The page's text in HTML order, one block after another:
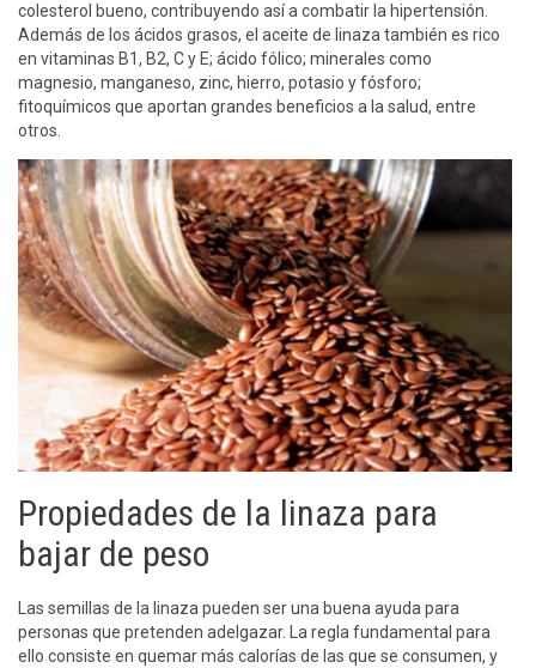
colesterol bueno, contribuyendo así a combatir la hipertensión.
Además de los ácidos grasos, el aceite de linaza también es rico
en vitaminas B1, B2, C y E; ácido fólico; minerales como
magnesio, manganeso, zinc, hierro, potasio y fósforo;
fitoquímicos que aportan grandes beneficios a la salud, entre
otros.
Propiedades de la linaza para
bajar de peso
Las semillas de la linaza pueden ser una buena ayuda para
personas que pretenden adelgazar. La regla fundamental para
ello consiste en quemar más calorías de las que se consumen, y